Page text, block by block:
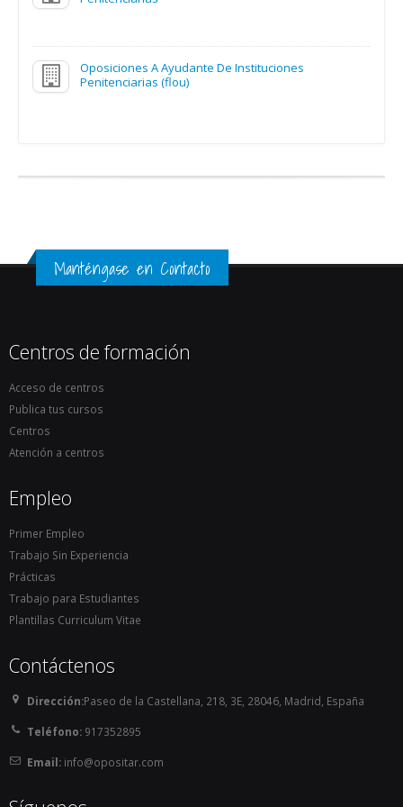
SOLICITA MÁS INFORMACIÓN
Acceso a todas las clases en vídeo
Oposiciones A Ayudante De Instituciones
Penitenciarias (flou)
Manténgase en Contacto
Centros de formación
Acceso de centros
Publica tus cursos
Centros
Atención a centros
Empleo
Primer Empleo
Trabajo Sin Experiencia
Prácticas
Trabajo para Estudiantes
Plantillas Curriculum Vitae
Contáctenos
Dirección:Paseo de la Castellana, 218, 3E, 28046, Madrid, España
Teléfono: 917352895
Email:info@opositar.com